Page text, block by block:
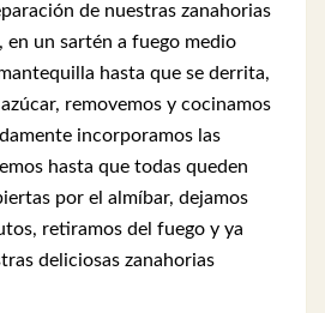
de nuestras zanahorias
en un sartén a fuego medio
hasta que se derrita,
azúcar, removemos y cocinamos
incorporamos las
hasta que todas queden
por el almíbar, dejamos
retiramos del fuego y ya
deliciosas zanahorias